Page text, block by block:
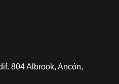
804 Albrook, Ancón,